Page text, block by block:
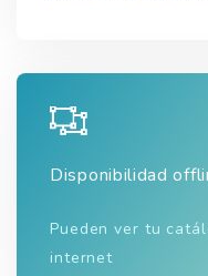
Disponibilidad
Pueden ver tu
internet